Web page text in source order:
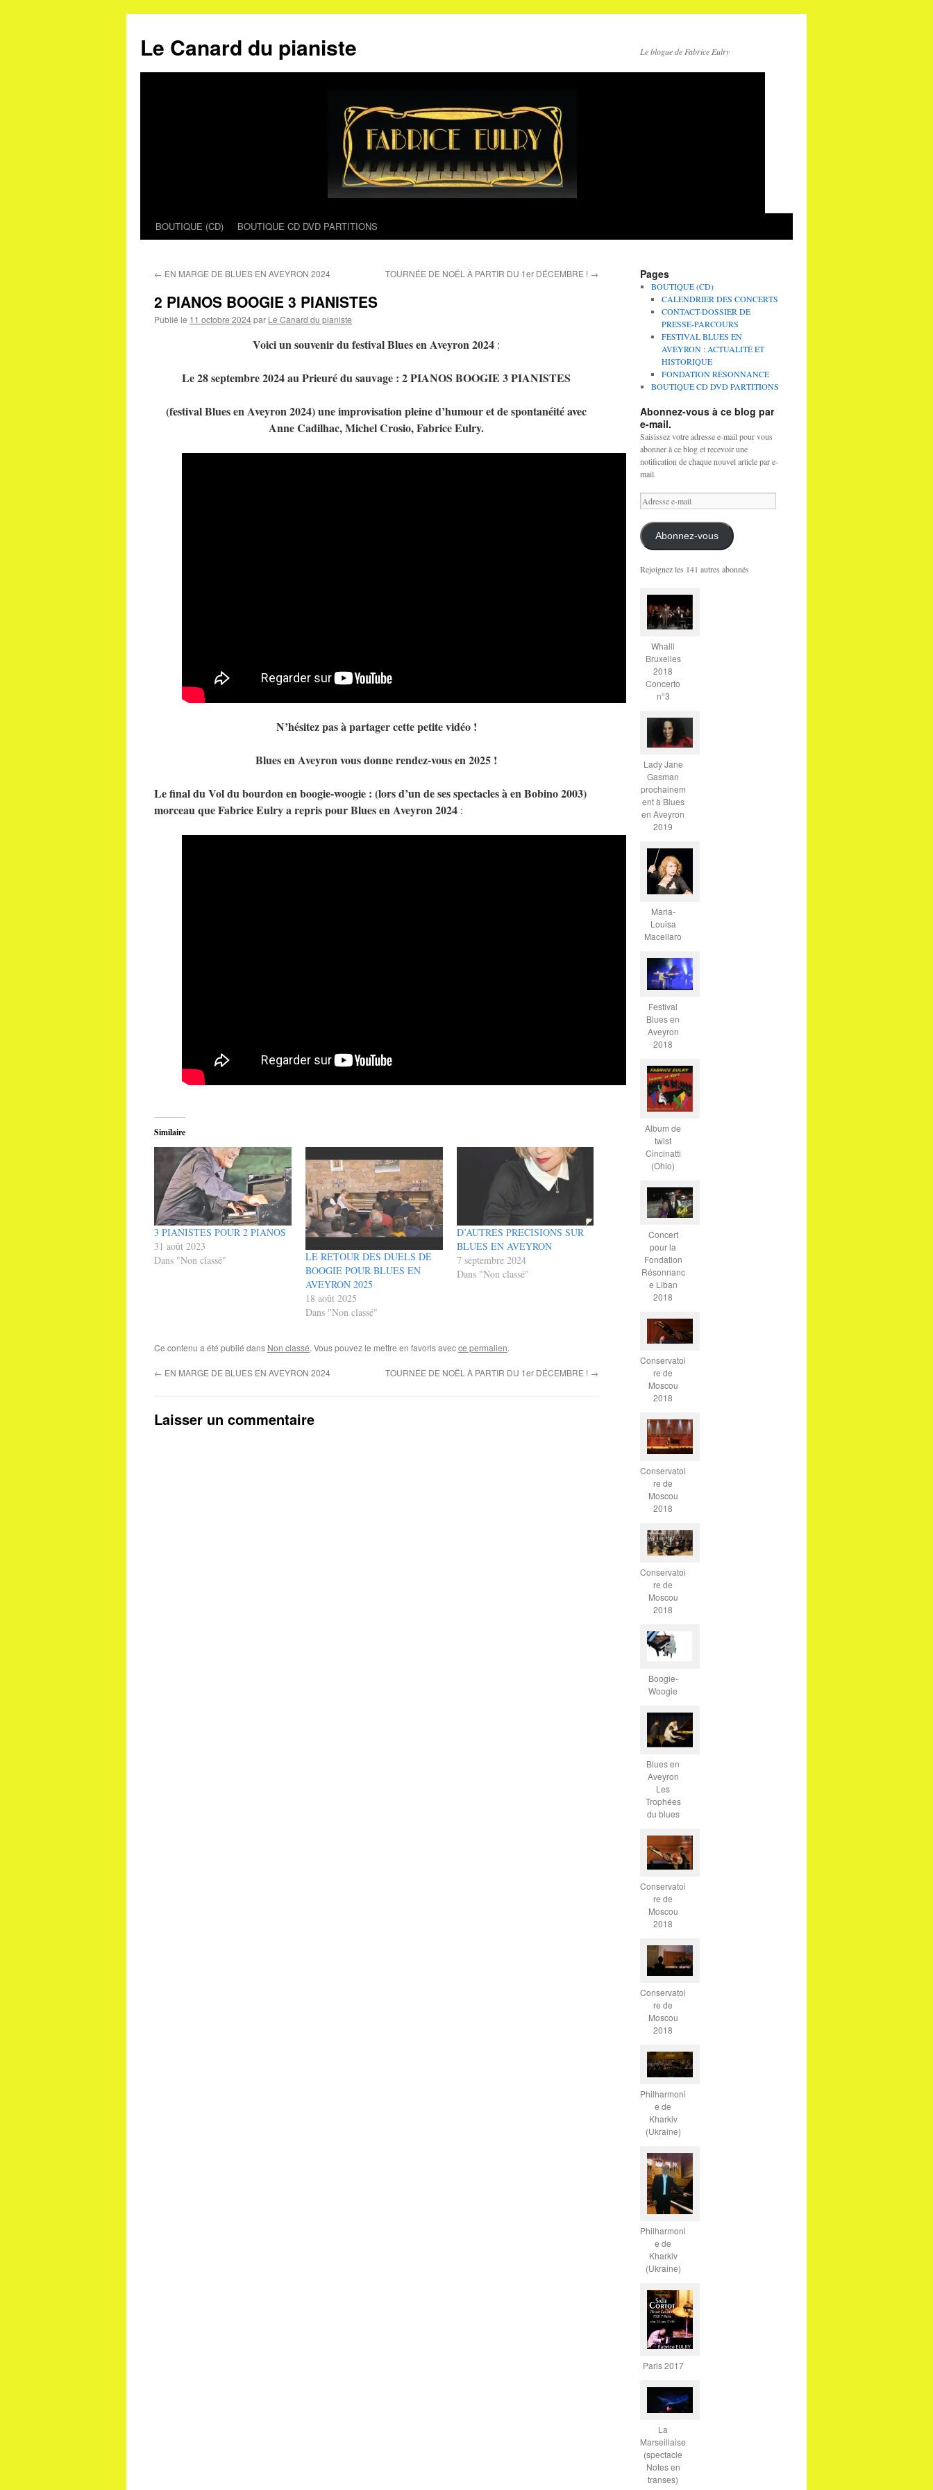
Le Canard du pianiste Le blogue de Fabrice Eulry
Aller
contenu
BOUTIQUE (CD) BOUTIQUE CD DVD PARTITIONS
← EN MARGE DE BLUES EN AVEYRON 2024 TOURNÉE DE NOËL À PARTIR DU 1er DÉCEMBRE ! →
2 PIANOS BOOGIE 3 PIANISTES
Publié le 11 octobre 2024par Le Canard du pianiste
Voici un souvenir du festival Blues en Aveyron 2024 :
Le 28 septembre 2024 au Prieuré du sauvage : 2 PIANOS BOOGIE 3 PIANISTES
(festival Blues en Aveyron 2024) une improvisation pleine d’humour et de spontanéité avec
Anne Cadilhac, Michel Crosio, Fabrice Eulry.
N’hésitez pas à partager cette petite vidéo !
Blues en Aveyron vous donne rendez-vous en 2025 !
Le final du Vol du bourdon en boogie-woogie : (lors d’un de ses spectacles à en Bobino 2003)
morceau que Fabrice Eulry a repris pour Blues en Aveyron 2024 :
Similaire
3 PIANISTES POUR 2 PIANOS
31 août 2023
Dans "Non classé"
LE RETOUR DES DUELS DE
BOOGIE POUR BLUES EN
AVEYRON 2025
18 août 2025
Dans "Non classé"
D’AUTRES PRECISIONS SUR
BLUES EN AVEYRON
7 septembre 2024
Dans "Non classé"
Ce contenu a été publié dans Non classé. Vous pouvez le mettre en favoris avecce permalien.
← EN MARGE DE BLUES EN AVEYRON 2024 TOURNÉE DE NOËL À PARTIR DU 1er DÉCEMBRE ! →
Laisser un commentaire
Pages
BOUTIQUE (CD)
CALENDRIER DES CONCERTS
CONTACT-DOSSIER DE
PRESSE-PARCOURS
FESTIVAL BLUES EN
AVEYRON : ACTUALITÉ ET
HISTORIQUE
FONDATION RÉSONNANCE
BOUTIQUE CD DVD PARTITIONS
Abonnez-vous à ce blog par
e-mail.
Saisissez votre adresse e-mail pour vous
abonner à ce blog et recevoir une
notification de chaque nouvel article par e-
mail.
Adresse
e-
mail
Abonnez-vous
Rejoignez les 141 autres abonnés
Whalll
Bruxelles
2018
Concerto
n°3
Lady Jane
Gasman
prochainem
ent à Blues
en Aveyron
2019
Maria-
Louisa
Macellaro
Festival
Blues en
Aveyron
2018
Album de
twist
Cincinatti
(Ohio)
Concert
pour la
Fondation
Résonnanc
e Liban
2018
Conservatoi
re de
Moscou
2018
Conservatoi
re de
Moscou
2018
Conservatoi
re de
Moscou
2018
Boogie-
Woogie
Blues en
Aveyron
Les
Trophées
du blues
Conservatoi
re de
Moscou
2018
Conservatoi
re de
Moscou
2018
Philharmoni
e de
Kharkiv
(Ukraine)
Philharmoni
e de
Kharkiv
(Ukraine)
Paris 2017
La
Marseillaise
(spectacle
Notes en
transes)